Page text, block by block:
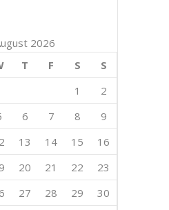
2026
T F S
S
1
2
6 7 8
9
13 14 15
16
20 21 22
23
27 28 29 30
την εμπειρια σε
εμπειρία